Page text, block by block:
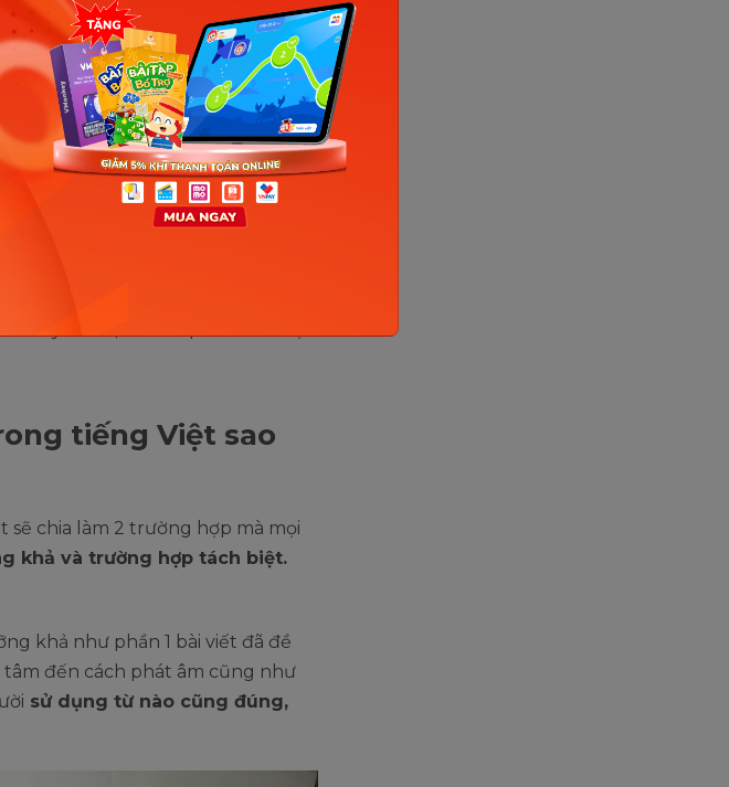
cái dại/ cái giại, đánh dậm/ đánh
dở chứng/ giở chứng, cơn
giội nước, mài dũa/ mài giũa,
buồm/ giong buồm hay rau
gọi là “lưỡng khả”.
dùng trước nhưng theo thời
từ nên dùng sai và viết sai.
tiếng Việt sao
sẽ chia làm 2 trường hợp mà mọi
khả và trường hợp tách biệt.
khả như phần 1 bài viết đã đề
đến cách phát âm cũng như
sử dụng từ nào cũng đúng,